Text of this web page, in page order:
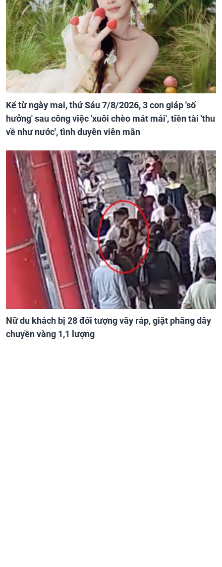
Kể từ ngày mai, thứ Sáu 7/8/2026, 3 con giáp 'số
hưởng' sau công việc 'xuôi chèo mát mái', tiền tài 'thu
về như nước', tình duyên viên mãn
Nữ du khách bị 28 đối tượng vây ráp, giật phăng dây
chuyền vàng 1,1 lượng